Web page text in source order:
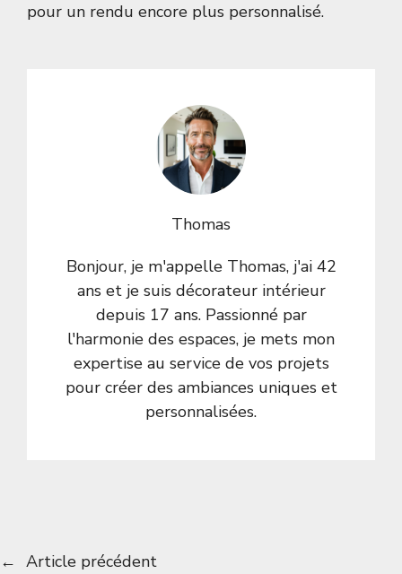
pour un rendu encore plus personnalisé.
Thomas
Bonjour, je m'appelle Thomas, j'ai 42
ans et je suis décorateur intérieur
depuis 17 ans. Passionné par
l'harmonie des espaces, je mets mon
expertise au service de vos projets
pour créer des ambiances uniques et
personnalisées.
← Article précédent